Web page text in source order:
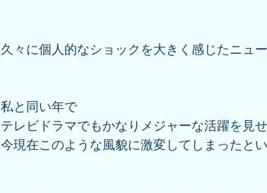
久々に個人的なショックを大きく感じたニュ
私と同い年で
テレビドラマでもかなりメジャーな活躍を見
今現在このような風貌に激変してしまったと